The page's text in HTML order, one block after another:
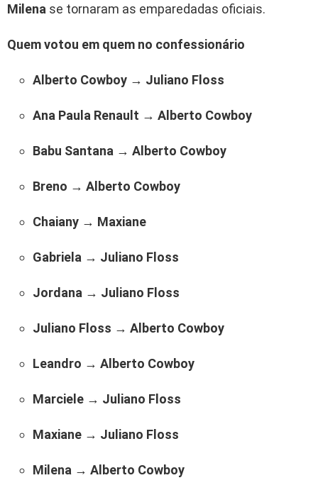
Milena se tornaram as emparedadas oficiais.
Quem votou em quem no confessionário
Alberto Cowboy → Juliano Floss
Ana Paula Renault → Alberto Cowboy
Babu Santana → Alberto Cowboy
Breno → Alberto Cowboy
Chaiany → Maxiane
Gabriela → Juliano Floss
Jordana → Juliano Floss
Juliano Floss → Alberto Cowboy
Leandro → Alberto Cowboy
Marciele → Juliano Floss
Maxiane → Juliano Floss
Milena → Alberto Cowboy